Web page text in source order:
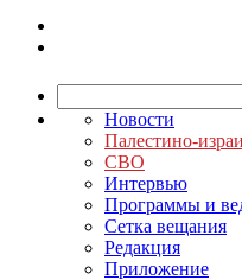
Новости
Палестино-
СВО
Интервью
Программы и
Сетка вещания
Редакция
Приложение